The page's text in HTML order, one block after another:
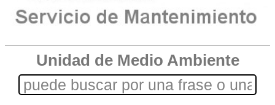
Unidad de Medio Ambiente